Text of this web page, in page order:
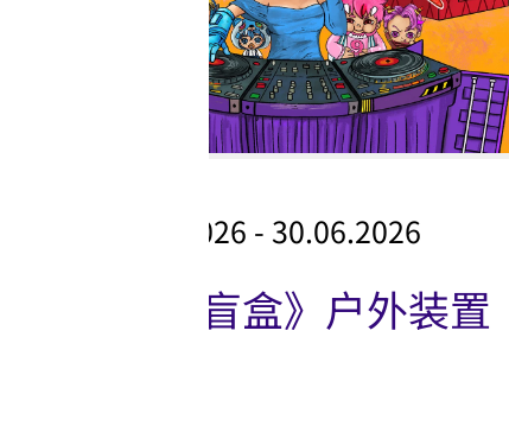
25.04.2026 - 30.06.2026
《流行盲盒》户外装置